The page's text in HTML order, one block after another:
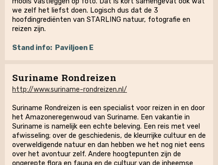
we zelf het liefst doen. Logisch dus dat de 3
hoofdingrediënten van STARLING natuur, fotografie en
reizen zijn.
Stand info: Paviljoen E
Suriname Rondreizen
http://www.suriname-rondreizen.nl/
Suriname Rondreizen is een specialist voor reizen in en door
het Amazoneregenwoud van Suriname. Een vakantie in
Suriname is namelijk een echte beleving. Een reis met veel
afwisseling; over de geschiedenis, de kleurrijke cultuur en de
overweldigende natuur en dan hebben we het nog niet eens
over het avontuur zelf. Andere hoogtepunten zijn de
ongerepte flora en fauna en de cultuur van de inheemse